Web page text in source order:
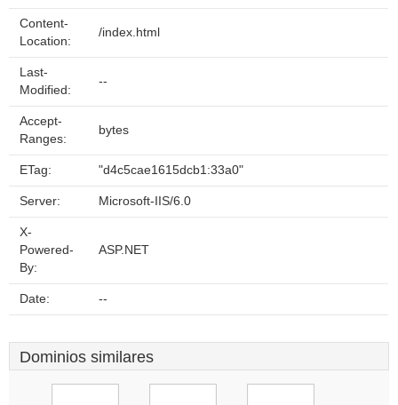
Content-
Location:
/index.html
Last-
Modified:
--
Accept-
Ranges:
bytes
ETag: "d4c5cae1615dcb1:33a0"
Server: Microsoft-IIS/6.0
X-
Powered-
By:
ASP.NET
Date: --
Dominios similares